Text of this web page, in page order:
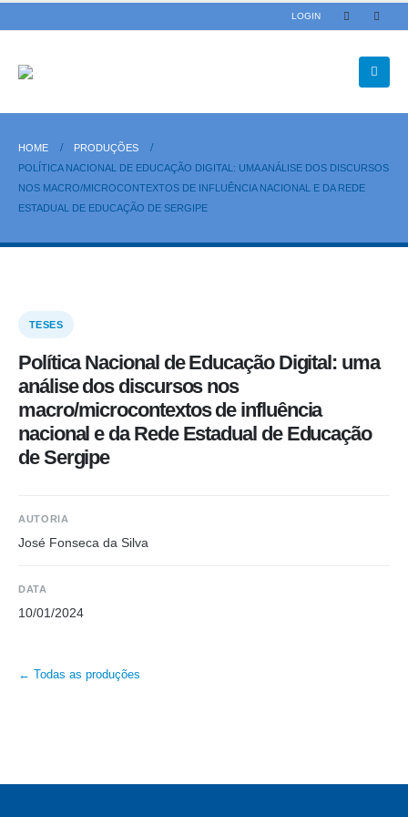
LOGIN
HOME
PRODUÇÕES
POLÍTICA NACIONAL DE EDUCAÇÃO DIGITAL: UMA ANÁLISE DOS DISCURSOS
NOS MACRO/MICROCONTEXTOS DE INFLUÊNCIA NACIONAL E DA REDE
ESTADUAL DE EDUCAÇÃO DE SERGIPE
TESES
Política Nacional de Educação Digital: uma
análise dos discursos nos
macro/microcontextos de influência
nacional e da Rede Estadual de Educação
de Sergipe
AUTORIA
José Fonseca da Silva
DATA
10/01/2024
← Todas as produções